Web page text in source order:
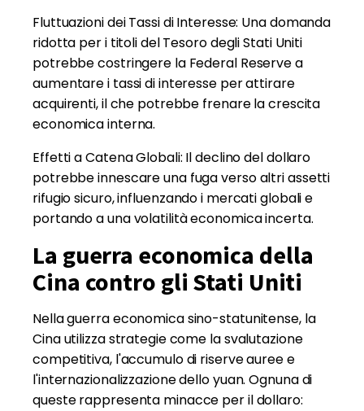
Fluttuazioni dei Tassi di Interesse: Una domanda
ridotta per i titoli del Tesoro degli Stati Uniti
potrebbe costringere la Federal Reserve a
aumentare i tassi di interesse per attirare
acquirenti, il che potrebbe frenare la crescita
economica interna.
Effetti a Catena Globali: Il declino del dollaro
potrebbe innescare una fuga verso altri assetti
rifugio sicuro, influenzando i mercati globali e
portando a una volatilità economica incerta.
La guerra economica della
Cina contro gli Stati Uniti
Nella guerra economica sino-statunitense, la
Cina utilizza strategie come la svalutazione
competitiva, l'accumulo di riserve auree e
l'internazionalizzazione dello yuan. Ognuna di
queste rappresenta minacce per il dollaro: